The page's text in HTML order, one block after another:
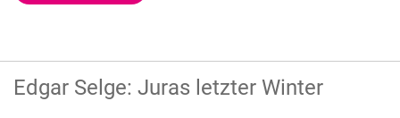
Edgar Selge: Juras letzter Winter